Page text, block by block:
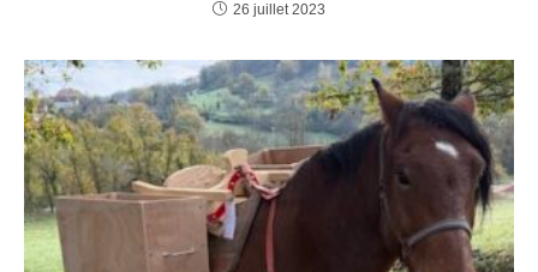
26 juillet 2023